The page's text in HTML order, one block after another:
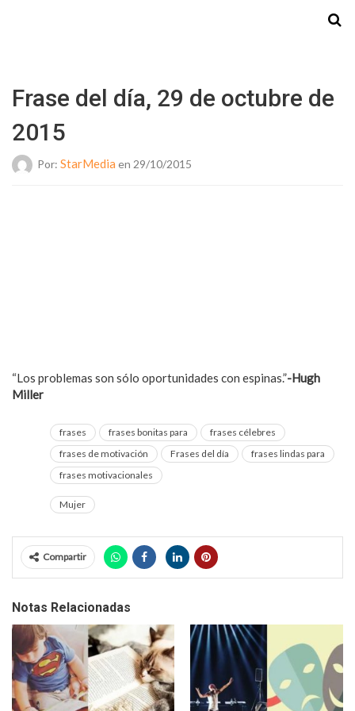
Frase del día, 29 de octubre de
2015
Por: StarMedia en 29/10/2015
“Los problemas son sólo oportunidades con espinas.”-Hugh
Miller
frases frases bonitas para
frases célebres
frases de motivación
Frases del día
frases lindas para
frases motivacionales
Mujer
Compartir
Notas Relacionadas